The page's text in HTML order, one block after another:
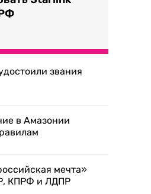
звания
в Амазонии
мечта»
КПРФ и ЛДПР